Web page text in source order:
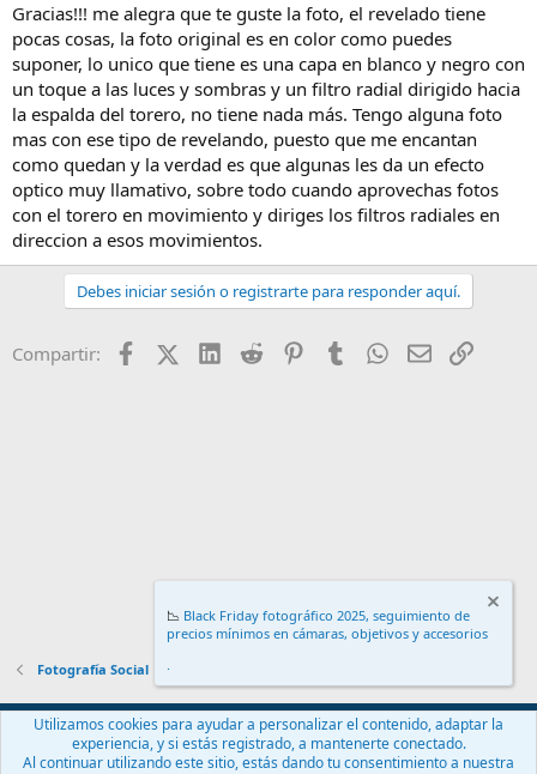
Gracias!!! me alegra que te guste la foto, el revelado tiene
pocas cosas, la foto original es en color como puedes
suponer, lo unico que tiene es una capa en blanco y negro con
un toque a las luces y sombras y un filtro radial dirigido hacia
la espalda del torero, no tiene nada más. Tengo alguna foto
mas con ese tipo de revelando, puesto que me encantan
como quedan y la verdad es que algunas les da un efecto
optico muy llamativo, sobre todo cuando aprovechas fotos
con el torero en movimiento y diriges los filtros radiales en
direccion a esos movimientos.
Debes iniciar sesión o registrarte para responder aquí.
Compartir: FacebookX (Twitter)
LinkedIn
Reddit PinterestTumblr WhatsApp
EmailEnlace
Fotografía Social
Español (ES)
Contáctanos
Términos y reglas Política de privacidad
Ayuda
📉 Black Friday fotográfico 2025, seguimiento de
precios mínimos en cámaras, objetivos y accesorios
.
Utilizamos cookies para ayudar a personalizar el contenido, adaptar la
experiencia, y si estás registrado, a mantenerte conectado.
Al continuar utilizando este sitio, estás dando tu consentimiento a nuestra